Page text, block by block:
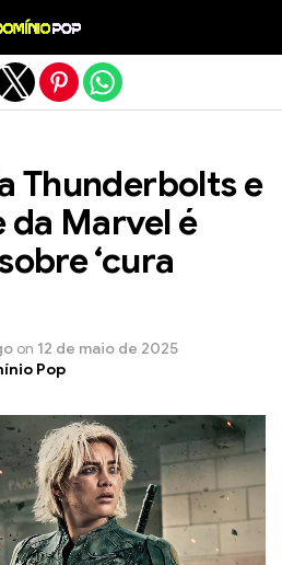
Thunderbolts e
da Marvel é
‘cura
on 12 de maio de 2025
Pop
versão mobile